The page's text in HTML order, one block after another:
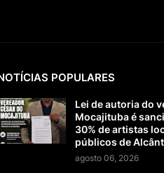
POPULARES
Lei de autoria do
Mocajituba é
30% de artistas
públicos de
agosto 06, 2026